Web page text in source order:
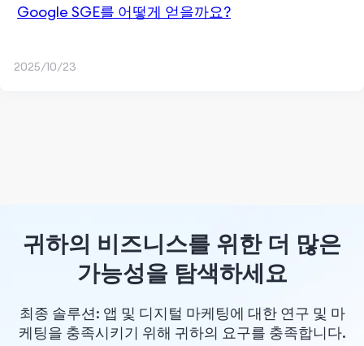
Google SGE를 어떻게 얻을까요?
2025/10/23
귀하의 비즈니스를 위한 더 많은
가능성을 탐색하세요
최종 솔루션: 앱 및 디지털 마케팅에 대한 연구 및 마
케팅을 충족시키기 위해 귀하의 요구를 충족합니다.